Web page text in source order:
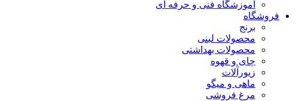
آموزشگاه فنی و حرفه ای
فروشگاه
برنج
محصولات لبنی
محصولات بهداشتی
چای و قهوه
زیورآلات
ماهی و میگو
مرغ فروشی